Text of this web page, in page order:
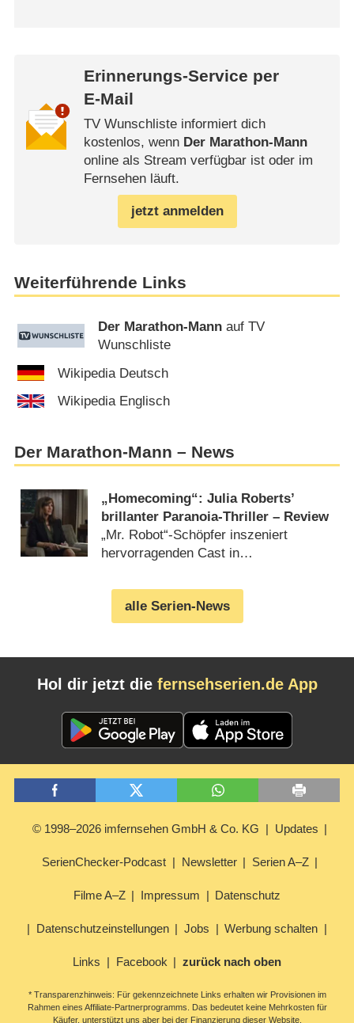
Erinnerungs-Service per
E-Mail
TV Wunschliste informiert dich
kostenlos, wenn Der Marathon-Mann
online als Stream verfügbar ist oder im
Fernsehen läuft.
jetzt anmelden
Weiterführende Links
Der Marathon-Mann auf TV
Wunschliste
Wikipedia Deutsch
Wikipedia Englisch
Der Marathon-Mann – News
„Homecoming“: Julia Roberts’
brillanter Paranoia-Thriller – Review
„Mr. Robot“-Schöpfer inszeniert
hervorragenden Cast in
alle Serien-News
Hol dir jetzt die fernsehserien.de App
© 1998–2026 imfernsehen GmbH & Co. KG Updates
SerienChecker-Podcast Newsletter Serien A–Z
Filme A–Z Impressum Datenschutz
Datenschutzeinstellungen Jobs Werbung schalten
Links Facebook zurück nach oben
* Transparenzhinweis: Für gekennzeichnete Links erhalten wir Provisionen im
Rahmen eines Affiliate-Partnerprogramms. Das bedeutet keine Mehrkosten für
Käufer, unterstützt uns aber bei der Finanzierung dieser Website.